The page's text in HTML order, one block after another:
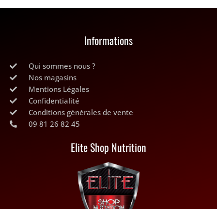
Informations
Qui sommes nous ?
Nos magasins
Mentions Légales
Confidentialité
Conditions générales de vente
09 81 26 82 45
Elite Shop Nutrition